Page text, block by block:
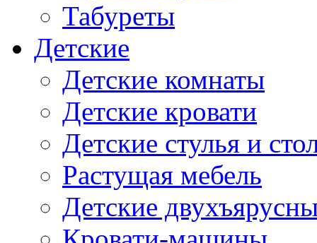
Табуреты
Детские
Детские комнаты
Детские кровати
Детские стулья и
Растущая мебель
Детские